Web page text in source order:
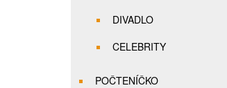
DIVADLO
CELEBRITY
POČTENÍČKO